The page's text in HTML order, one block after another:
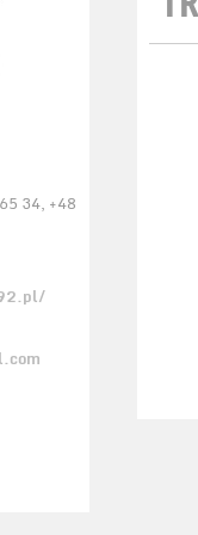
34, +48